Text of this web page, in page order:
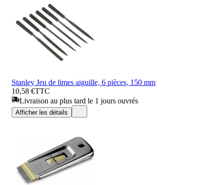
Stanley Jeu de limes aiguille, 6 pièces, 150 mm
10,58 €TTC
Livraison au plus tard le 1 jours ouvrés
Afficher les détails